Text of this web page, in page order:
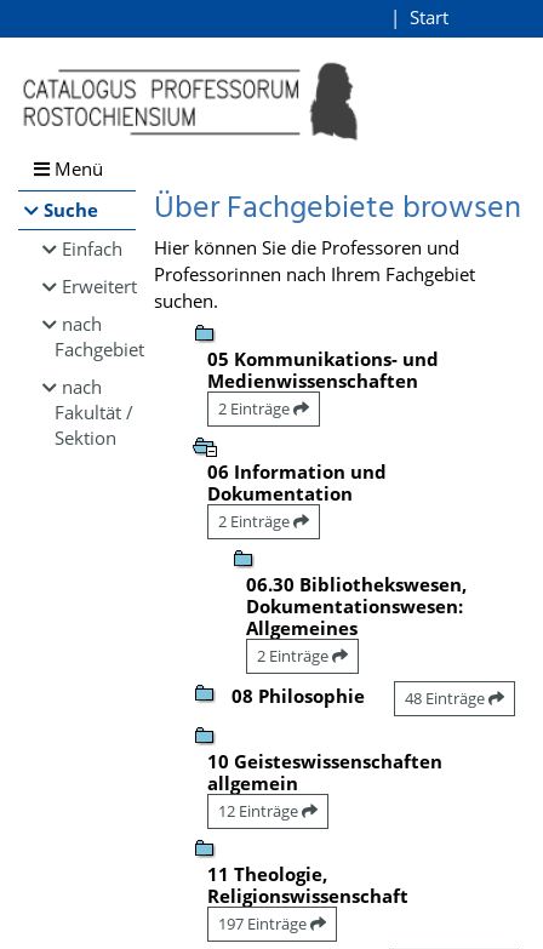
Browsen
direkt zum Inhalt
Start
Menü
Suche
Einfach
Erweitert
nach
Fachgebiet
nach
Fakultät /
Sektion
Über Fachgebiete browsen
Hier können Sie die Professoren und
Professorinnen nach Ihrem Fachgebiet
suchen.
05 Kommunikations- und
Medienwissenschaften
2 Einträge
06 Information und
Dokumentation
2 Einträge
06.30 Bibliothekswesen,
Dokumentationswesen:
Allgemeines
2 Einträge
08 Philosophie 48 Einträge
10 Geisteswissenschaften
allgemein
12 Einträge
11 Theologie,
Religionswissenschaft
197 Einträge